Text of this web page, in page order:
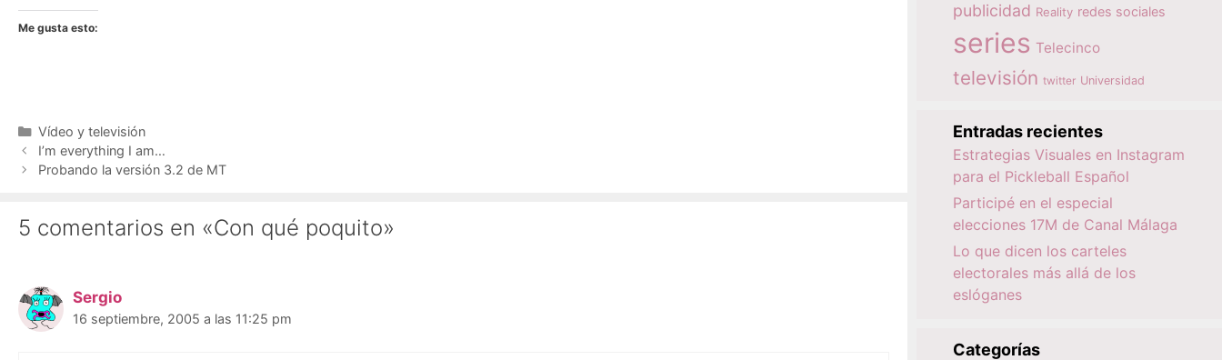
Me gusta esto:
Categorías
Vídeo y televisión
I’m everything I am…
Probando la versión 3.2 de MT
5 comentarios en «Con qué poquito»
Sergio
16 septiembre, 2005 a las 11:25 pm
publicidad Reality redes sociales
series Telecinco
televisión twitter Universidad
Entradas recientes
Estrategias Visuales en Instagram
para el Pickleball Español
Participé en el especial
elecciones 17M de Canal Málaga
Lo que dicen los carteles
electorales más allá de los
eslóganes
Categorías